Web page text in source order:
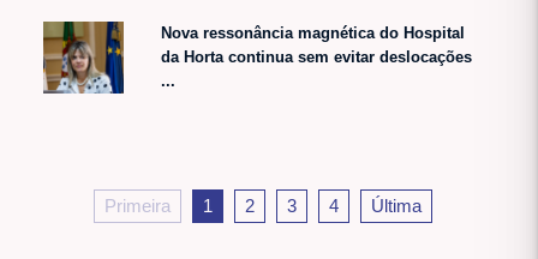
Nova ressonância magnética do Hospital
da Horta continua sem evitar deslocações
...
Primeira 1 2 3 4 Última